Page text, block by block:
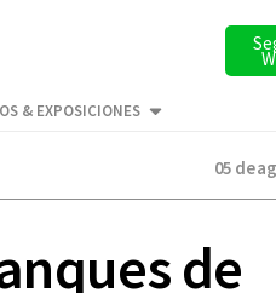
& EXPOSICIONES
05 de
de